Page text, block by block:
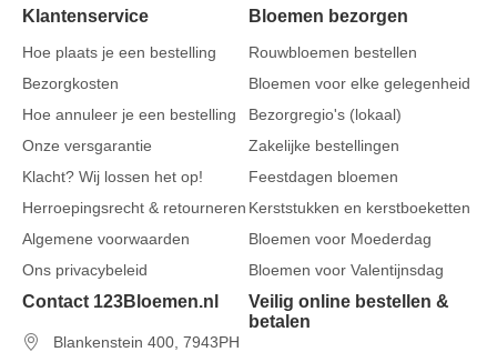
Klantenservice
Hoe plaats je een bestelling
Bezorgkosten
Hoe annuleer je een bestelling
Onze versgarantie
Klacht? Wij lossen het op!
Herroepingsrecht & retourneren
Algemene voorwaarden
Ons privacybeleid
Bloemen bezorgen
Rouwbloemen bestellen
Bloemen voor elke gelegenheid
Bezorgregio's (lokaal)
Zakelijke bestellingen
Feestdagen bloemen
Kerststukken en kerstboeketten
Bloemen voor Moederdag
Bloemen voor Valentijnsdag
Contact 123Bloemen.nl
Blankenstein 400, 7943PH
Veilig online bestellen &
betalen